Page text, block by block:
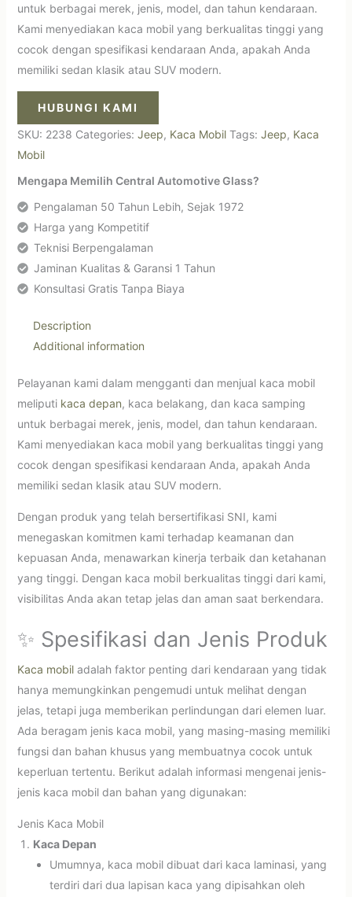
untuk berbagai merek, jenis, model, dan tahun kendaraan.
Kami menyediakan kaca mobil yang berkualitas tinggi yang
cocok dengan spesifikasi kendaraan Anda, apakah Anda
memiliki sedan klasik atau SUV modern.
HUBUNGI KAMI
SKU: 2238 Categories: Jeep, Kaca Mobil Tags: Jeep, Kaca
Mobil
Mengapa Memilih Central Automotive Glass?
Pengalaman 50 Tahun Lebih, Sejak 1972
Harga yang Kompetitif
Teknisi Berpengalaman
Jaminan Kualitas & Garansi 1 Tahun
Konsultasi Gratis Tanpa Biaya
Description
Additional information
Pelayanan kami dalam mengganti dan menjual kaca mobil
meliputi kaca depan, kaca belakang, dan kaca samping
untuk berbagai merek, jenis, model, dan tahun kendaraan.
Kami menyediakan kaca mobil yang berkualitas tinggi yang
cocok dengan spesifikasi kendaraan Anda, apakah Anda
memiliki sedan klasik atau SUV modern.
Dengan produk yang telah bersertifikasi SNI, kami
menegaskan komitmen kami terhadap keamanan dan
kepuasan Anda, menawarkan kinerja terbaik dan ketahanan
yang tinggi. Dengan kaca mobil berkualitas tinggi dari kami,
visibilitas Anda akan tetap jelas dan aman saat berkendara.
✨ Spesifikasi dan Jenis Produk
Kaca mobiladalah faktor penting dari kendaraan yang tidak
hanya memungkinkan pengemudi untuk melihat dengan
jelas, tetapi juga memberikan perlindungan dari elemen luar.
Ada beragam jenis kaca mobil, yang masing-masing memiliki
fungsi dan bahan khusus yang membuatnya cocok untuk
keperluan tertentu. Berikut adalah informasi mengenai jenis-
jenis kaca mobil dan bahan yang digunakan:
Jenis Kaca Mobil
Kaca Depan
Umumnya, kaca mobil dibuat dari kaca laminasi, yang
terdiri dari dua lapisan kaca yang dipisahkan oleh